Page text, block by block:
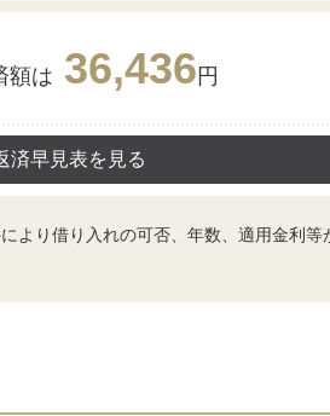
額は 36,436 円
済早見表を見る
り借り入れの可否、年数、適用金利